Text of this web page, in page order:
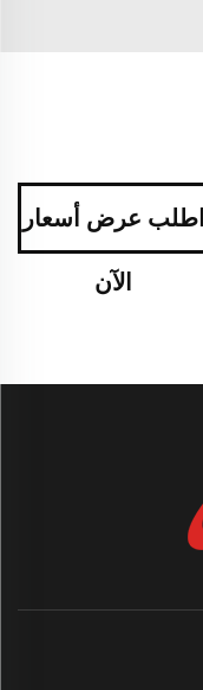
اطلب عرض أسعار
الآن